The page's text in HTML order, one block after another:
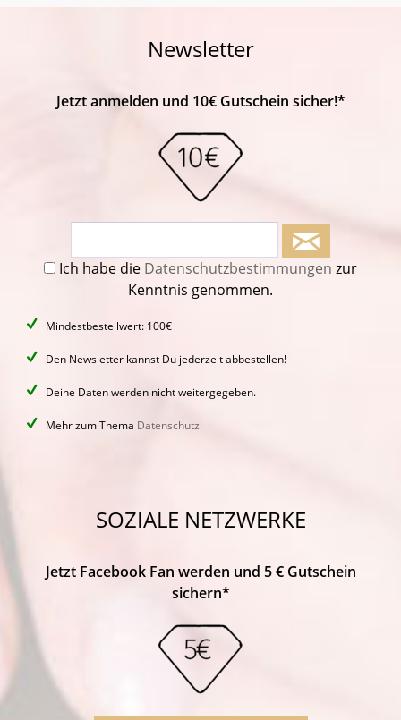
Newsletter
Jetzt anmelden und 10€ Gutschein sicher!*
Ich habe die Datenschutzbestimmungen zur
Kenntnis genommen.
Mindestbestellwert: 100€
Den Newsletter kannst Du jederzeit abbestellen!
Deine Daten werden nicht weitergegeben.
Mehr zum Thema Datenschutz
SOZIALE NETZWERKE
Jetzt Facebook Fan werden und 5 € Gutschein
sichern*